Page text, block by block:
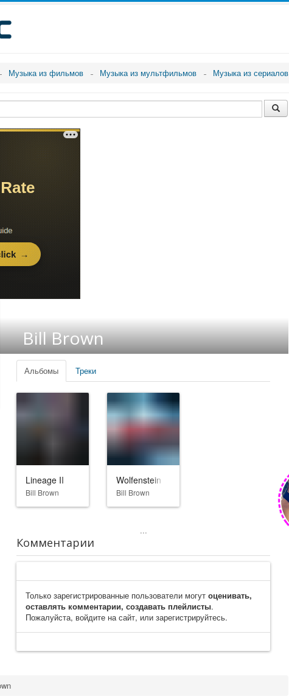
Музыка из фильмов Музыка из мультфильмов Музыка из сериалов
Bill Brown
Альбомы Треки
Lineage II
Bill Brown
Wolfenstein
Bill Brown
...
Комментарии
Только зарегистрированные пользователи могутоценивать,
оставлять комментарии, создавать плейлисты.
Пожалуйста, войдите на сайт, или зарегистрируйтесь.